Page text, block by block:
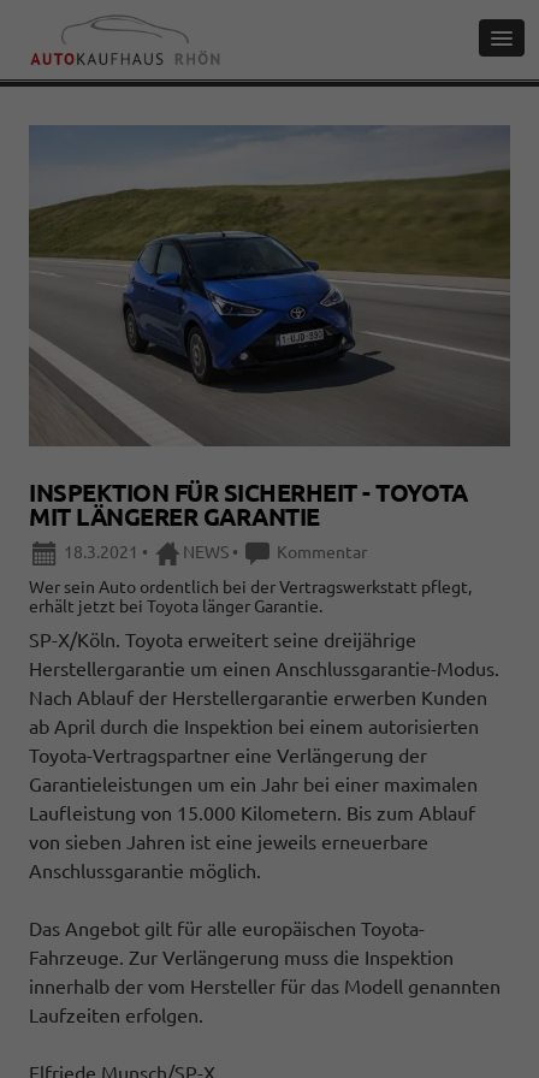
INSPEKTION FÜR SICHERHEIT - TOYOTA
MIT LÄNGERER GARANTIE
18.3.2021 • NEWS •
Kommentar
Wer sein Auto ordentlich bei der Vertragswerkstatt pflegt,
erhält jetzt bei Toyota länger Garantie.
SP-X/Köln. Toyota erweitert seine dreijährige
Herstellergarantie um einen Anschlussgarantie-Modus.
Nach Ablauf der Herstellergarantie erwerben Kunden
ab April durch die Inspektion bei einem autorisierten
Toyota-Vertragspartner eine Verlängerung der
Garantieleistungen um ein Jahr bei einer maximalen
Laufleistung von 15.000 Kilometern. Bis zum Ablauf
von sieben Jahren ist eine jeweils erneuerbare
Anschlussgarantie möglich.
Das Angebot gilt für alle europäischen Toyota-
Fahrzeuge. Zur Verlängerung muss die Inspektion
innerhalb der vom Hersteller für das Modell genannten
Laufzeiten erfolgen.
Elfriede Munsch/SP-X